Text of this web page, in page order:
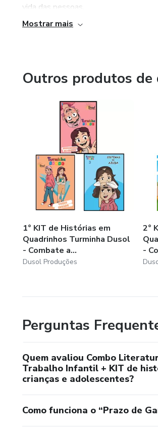
vida das pessoas.
Mostrar mais
Outros produtos de
1° KIT de Histórias em
Quadrinhos Turminha Dusol
- Combate a...
Dusol Produções
2°
-
Perguntas
Quem avaliou Combo
Trabalho Infantil + KIT de
crianças e adolescentes?
Como funciona o “Prazo de